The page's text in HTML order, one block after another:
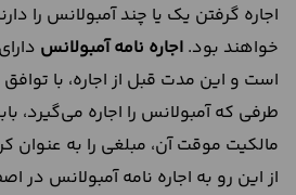
اجاره گرفتن یک یا چند آمبولانس را
خواهند بود. اجاره نامه آمبولانس
است و این مدت قبل از اجاره، با
طرفی که آمبولانس را اجاره می‌گیرد،
مالکیت موقت آن، مبلغی را به عنوان
از این رو به اجاره نامه آمبولانس در